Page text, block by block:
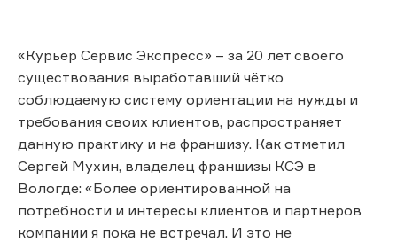
«Курьер Сервис Экспресс» – за 20 лет своего
существования выработавший чётко
соблюдаемую систему ориентации на нужды и
требования своих клиентов, распространяет
данную практику и на франшизу. Как отметил
Сергей Мухин, владелец франшизы КСЭ в
Вологде: «Более ориентированной на
потребности и интересы клиентов и партнеров
компании я пока не встречал. И это не